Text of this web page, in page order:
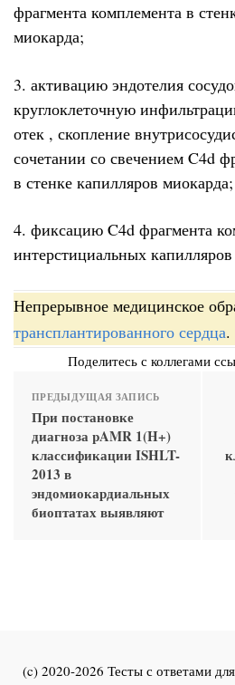
фрагмента комплемента в
миокарда;
3. активацию эндотелия
круглоклеточную
отек , скопление
сочетании со свечением C4d
в стенке капилляров миокарда;
4. фиксацию C4d фрагмента
интерстициальных
Непрерывное медицинское
трансплантированного сердца.
Поделитесь с коллегами
ПРЕДЫДУЩАЯ ЗАПИСЬ
При постановке
диагноза pAMR 1(H+)
классификации ISHLT-
2013 в
эндомиокардиальных
биоптатах выявляют
(c) 2020-2026 Тесты с ответами